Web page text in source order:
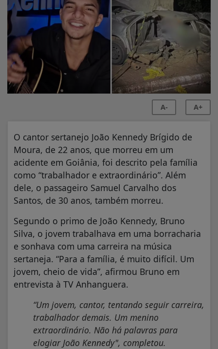
A- A+
O cantor sertanejo João Kennedy Brígido de
Moura, de 22 anos, que morreu em um
acidente em Goiânia, foi descrito pela família
como “trabalhador e extraordinário”. Além
dele, o passageiro Samuel Carvalho dos
Santos, de 30 anos, também morreu.
Segundo o primo de João Kennedy, Bruno
Silva, o jovem trabalhava em uma borracharia
e sonhava com uma carreira na música
sertaneja. “Para a família, é muito difícil. Um
jovem, cheio de vida”, afirmou Bruno em
entrevista à TV Anhanguera.
“Um jovem, cantor, tentando seguir carreira,
trabalhador demais. Um menino
extraordinário. Não há palavras para
elogiar João Kennedy", completou.